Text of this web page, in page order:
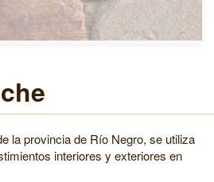
la provincia de Río Negro, se utiliza
interiores y exteriores en